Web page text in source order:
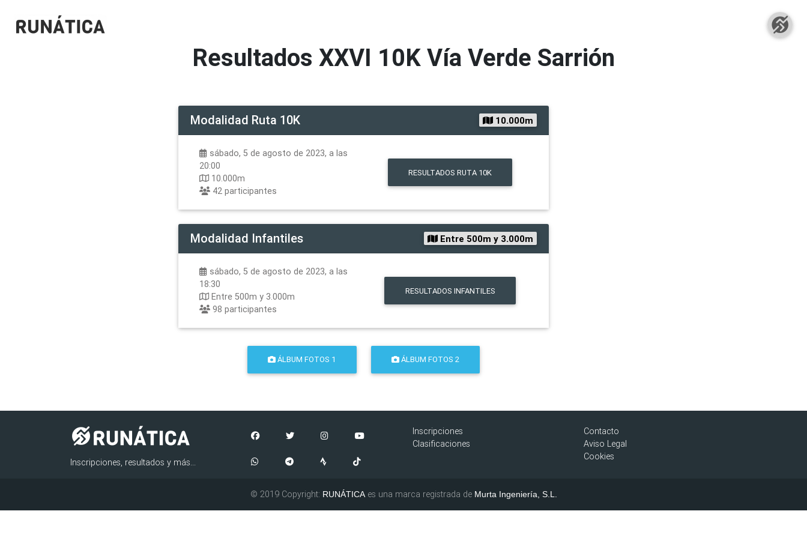
Resultados XXVI 10K Vía Verde Sarrión
Modalidad Ruta 10K 10.000m
sábado, 5 de agosto de 2023, a las
20:00
10.000m
42participantes
RESULTADOS RUTA 10K
Modalidad Infantiles Entre 500m y 3.000m
sábado, 5 de agosto de 2023, a las
18:30
Entre 500m y 3.000m
98participantes
RESULTADOS INFANTILES
ÁLBUM FOTOS 1 ÁLBUM FOTOS 2
Inscripciones, resultados y más...
Inscripciones
Clasificaciones
Contacto
Aviso Legal
Cookies
© 2019 Copyright: RUNÁTICAes una marca registrada de Murta Ingeniería, S.L.